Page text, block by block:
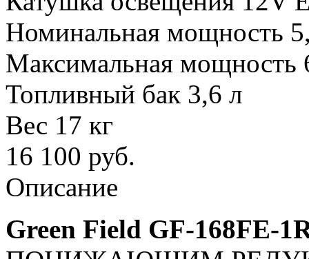
Номинальная мощность
Максимальная мощность
Топливный бак 3,6 л
Вес 17 кг
16 100 руб.
Описание
Green Field GF-168FE-